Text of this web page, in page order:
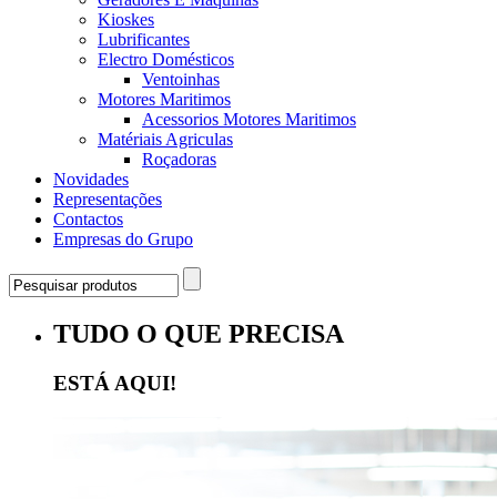
Kioskes
Lubrificantes
Electro Domésticos
Ventoinhas
Motores Maritimos
Acessorios Motores Maritimos
Matériais Agriculas
Roçadoras
Novidades
Representações
Contactos
Empresas do Grupo
TUDO O QUE PRECISA
ESTÁ AQUI!